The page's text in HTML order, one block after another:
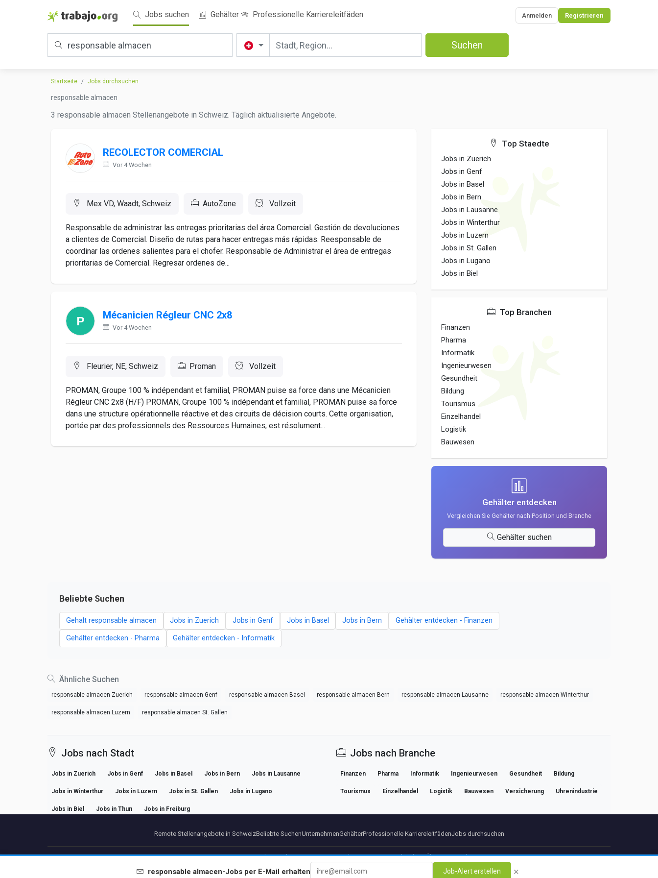
Jobs suchen Gehälter Professionelle Karriereleitfäden Anmelden Registrieren
Suchen
Startseite Jobs durchsuchen
responsable almacen
3 responsable almacen Stellenangebote in Schweiz. Täglich aktualisierte Angebote.
RECOLECTOR COMERCIAL
Vor 4 Wochen
Mex VD, Waadt, Schweiz AutoZone Vollzeit
Responsable de administrar las entregas prioritarias del área Comercial. Gestión de devoluciones
a clientes de Comercial. Diseño de rutas para hacer entregas más rápidas. Reesponsable de
coordinar las ordenes salientes para el chofer. Responsable de Administrar el área de entregas
prioritarias de Comercial. Regresar ordenes de...
Mécanicien Régleur CNC 2x8
Vor 4 Wochen
Fleurier, NE, Schweiz Proman Vollzeit
PROMAN, Groupe 100 % indépendant et familial, PROMAN puise sa force dans une Mécanicien
Régleur CNC 2x8 (H/F) PROMAN, Groupe 100 % indépendant et familial, PROMAN puise sa force
dans une structure opérationnelle réactive et des circuits de décision courts. Cette organisation,
portée par des professionnels des Ressources Humaines, est résolument...
Top Staedte
Jobs in Zuerich
Jobs in Genf
Jobs in Basel
Jobs in Bern
Jobs in Lausanne
Jobs in Winterthur
Jobs in Luzern
Jobs in St. Gallen
Jobs in Lugano
Jobs in Biel
Top Branchen
Finanzen
Pharma
Informatik
Ingenieurwesen
Gesundheit
Bildung
Tourismus
Einzelhandel
Logistik
Bauwesen
Gehälter entdecken
Vergleichen Sie Gehälter nach Position und Branche
Gehälter suchen
Beliebte Suchen
Gehalt responsable almacen Jobs in Zuerich Jobs in Genf Jobs in Basel Jobs in Bern Gehälter entdecken - Finanzen
Gehälter entdecken - Pharma Gehälter entdecken - Informatik
Ähnliche Suchen
responsable almacen Zuerich responsable almacen Genf responsable almacen Basel responsable almacen Bern responsable almacen Lausanne responsable almacen Winterthur
responsable almacen Luzern responsable almacen St. Gallen
Jobs nach Stadt
Jobs in Zuerich Jobs in Genf Jobs in Basel Jobs in Bern Jobs in Lausanne
Jobs in Winterthur Jobs in Luzern Jobs in St. Gallen Jobs in Lugano
Jobs in Biel Jobs in Thun Jobs in Freiburg
Jobs nach Branche
Finanzen Pharma Informatik Ingenieurwesen Gesundheit Bildung
Tourismus Einzelhandel Logistik Bauwesen Versicherung Uhrenindustrie
responsable almacen-Jobs per E-Mail erhalten Job-Alert erstellen ×
Remote Stellenangebote in SchweizBeliebte SuchenUnternehmenGehälterProfessionelle KarriereleitfädenJobs durchsuchen
PartnersImpressumDatenschutzBedingungenPremium-BedingungenPremium kundigenÜber unsKontakt
© 2026 BEBEE PLATFORM SL - ID ESB84471838